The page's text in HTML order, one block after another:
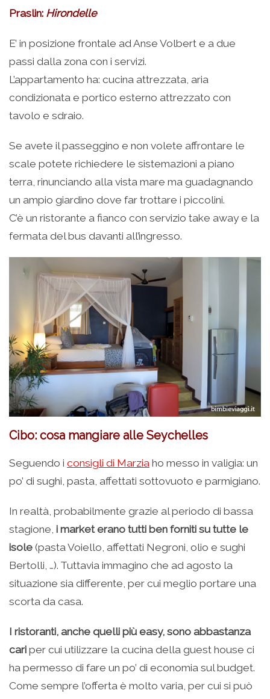
Praslin: Hirondelle
E’ in posizione frontale ad Anse Volbert e a due
passi dalla zona con i servizi.
L’appartamento ha: cucina attrezzata, aria
condizionata e portico esterno attrezzato con
tavolo e sdraio.
Se avete il passeggino e non volete affrontare le
scale potete richiedere le sistemazioni a piano
terra, rinunciando alla vista mare ma guadagnando
un ampio giardino dove far trottare i piccolini.
C’è un ristorante a fianco con servizio take away e la
fermata del bus davanti all’ingresso.
Cibo: cosa mangiare alle Seychelles
Seguendo i consigli di Marzia ho messo in valigia: un
po’ di sughi, pasta, affettati sottovuoto e parmigiano.
In realtà, probabilmente grazie al periodo di bassa
stagione, i market erano tutti ben forniti su tutte le
isole (pasta Voiello, affettati Negroni, olio e sughi
Bertolli, …). Tuttavia immagino che ad agosto la
situazione sia differente, per cui meglio portare una
scorta da casa.
I ristoranti, anche quelli più easy, sono abbastanza
cari per cui utilizzare la cucina della guest house ci
ha permesso di fare un po’ di economia sul budget.
Come sempre l’offerta è molto varia, per cui si può